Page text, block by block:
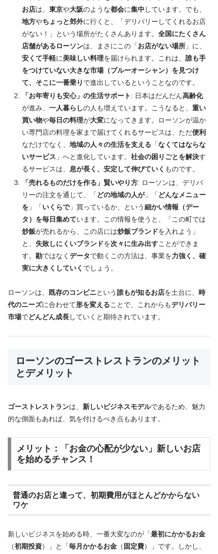
お店は、 東京や大阪のような都会に集中 しています。でも、
地方やちょっと郊外に行くと、「デリバリーしてくれるお店
がない！」という場所がたくさんあります。 全国にたくさん
店舗があるローソンは、まさにこの「お店がない場所」に、
安くて手軽に美味しい料理を届けられます。これは、 誰も手
をつけていない大きな市場（ブルーオーシャン）を見つけ
て、そこに一番乗り で進出しているということなのです。
「お年寄りも安心」の生活サポート: 日本はだんだん高齢化
が進み、 一人暮らしの人も増えています。こうなると、 重い
買い物や毎日の料理が大変になってきます。ローソンが温か
い専門店の料理を家まで届けてくれるサービスは、ただ便利
なだけでなく、 地域の人々の生活を支える 「なくてはならな
いサービス 」へと進化しています。 社会の困りごとを解決す
るサービスは、 息が長く、安定して伸びていく ものです。
「売れるものだけを作る」賢いやり方: ローソンは、デリバ
リーの注文を通じて、「 どの地域の人が」「 どんなメニュー
を」「いくらで」買っているか、という細かい情報（デー
タ）を毎日集めています。この情報を使うと、「この町では
炒飯が売れるから、この店には炒飯ブランドを入れよう」
と、 失敗しにくいブランドを次々に生み出すことができま
す。 勘ではなく データで動くこの方法は、事業を力強く、確
実に大きくしていく でしょう。
ローソンは、 既存のコンビニという誰もが知るお店を土台に、 時
代のニーズに合わせて形を変えることで、これからもデリバリー
市場でどんどん成長していくと期待されています。
ローソンのゴーストレストランのメリット
とデメリット
ゴーストレストランは、 新しいビジネスモデルであるため、魅力
的な側面もあれば、気を付けるべき点もあります。
メリット：
「お金の心配が少ない」新しいお店
を始めるチャンス！
普通のお店と違って、 初期費用がほとんどかからない
ワケ
新しいビジネスを始める時、一番大変なのが「最初にかかるお金
（初期投資）」と「毎月かかるお金 （ 固定費）」です。しかし、